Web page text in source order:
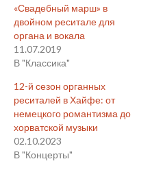
«Свадебный марш» в
двойном реситале для
органа и вокала
11.07.2019
В "Классика"
12-й сезон органных
реситалей в Хайфе: от
немецкого романтизма до
хорватской музыки
02.10.2023
В "Концерты"